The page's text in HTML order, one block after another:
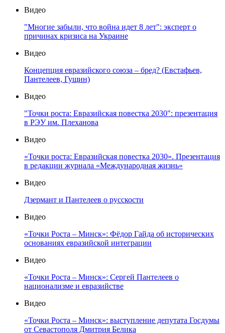
Видео
"Многие забыли, что война идет 8 лет": эксперт о
причинах кризиса на Украине
Видео
Концепция евразийского союза – бред? (Евстафьев,
Пантелеев, Гущин)
Видео
"Точки роста: Евразийская повестка 2030": презентация
в РЭУ им. Плеханова
Видео
«Точки роста: Евразийская повестка 2030». Презентация
в редакции журнала «Международная жизнь»
Видео
Дзермант и Пантелеев о русскости
Видео
«Точки Роста – Минск»: Фёдор Гайда об исторических
основаниях евразийской интеграции
Видео
«Точки Роста – Минск»: Сергей Пантелеев о
национализме и евразийстве
Видео
«Точки Роста – Минск»: выступление депутата Госдумы
от Севастополя Дмитрия Белика